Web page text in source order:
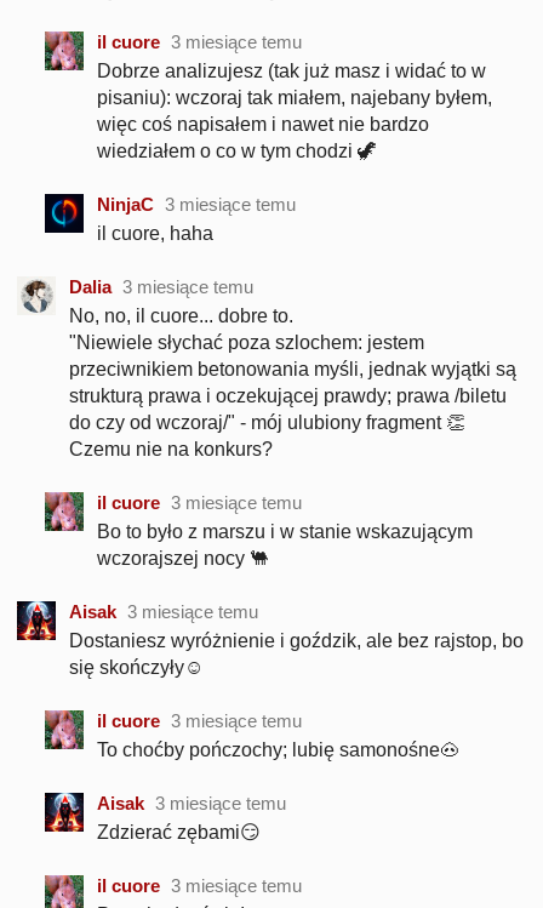
il cuore 3 miesiące temu
Dobrze analizujesz (tak już masz i widać to w
pisaniu): wczoraj tak miałem, najebany byłem,
więc coś napisałem i nawet nie bardzo
wiedziałem o co w tym chodzi 🦖
NinjaC 3 miesiące temu
il cuore, haha
Dalia 3 miesiące temu
No, no, il cuore... dobre to.
"Niewiele słychać poza szlochem: jestem
przeciwnikiem betonowania myśli, jednak wyjątki są
strukturą prawa i oczekującej prawdy; prawa /biletu
do czy od wczoraj/" - mój ulubiony fragment 👏
Czemu nie na konkurs?
il cuore 3 miesiące temu
Bo to było z marszu i w stanie wskazującym
wczorajszej nocy 🐫
Aisak 3 miesiące temu
Dostaniesz wyróżnienie i goździk, ale bez rajstop, bo
się skończyły☺️
il cuore 3 miesiące temu
To choćby pończochy; lubię samonośne🐽
Aisak 3 miesiące temu
Zdzierać zębami😏
il cuore 3 miesiące temu